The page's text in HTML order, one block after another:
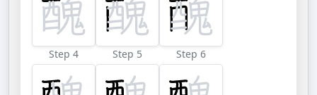
Step 4 Step 5 Step 6